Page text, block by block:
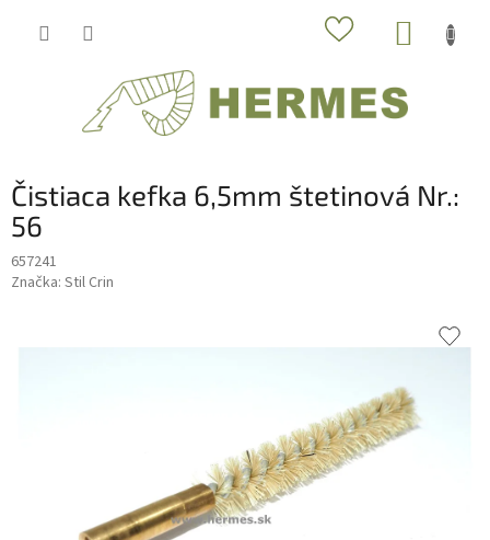
Čistiaca kefka 6,5mm štetinová Nr.:
56
657241
Značka: Stil Crin